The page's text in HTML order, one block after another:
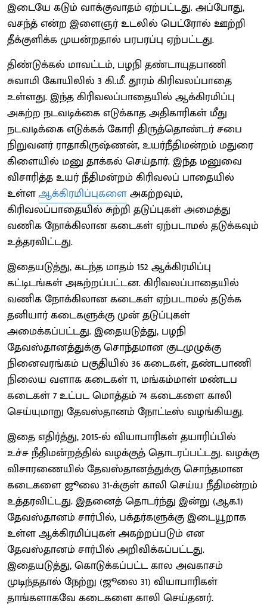
இடையே கடும் வாக்குவாதம் ஏற்பட்டது. அப்போது,
வசந்த் என்ற இளைஞர் உடலில் பெட்ரோல் ஊற்றி
தீக்குளிக்க முயன்றதால் பரபரப்பு ஏற்பட்டது.
திண்டுக்கல் மாவட்டம், பழநி தண்டாயுதபாணி
சுவாமி கோயிலில் 3 கி.மீ. தூரம் கிரிவலப்பாதை
உள்ளது. இந்த கிரிவலப்பாதையில் ஆக்கிரமிப்பு
அகற்ற நடவடிக்கை எடுக்காத அதிகாரிகள் மீது
நடவடிக்கை எடுக்கக் கோரி திருத்தொண்டர் சபை
நிறுவனர் ராதாகிருஷ்ணன், உயர்நீதிமன்றம் மதுரை
கிளையில் மனு தாக்கல் செய்தார். இந்த மனுவை
விசாரித்த உயர் நீதிமன்றம் கிரிவலப் பாதையில்
உள்ளஆக்கிரமிப்புகளைஅகற்றவும்,
கிரிவலப்பாதையில் சுற்றி தடுப்புகள் அமைத்து
வணிக நோக்கிலான கடைகள் ஏற்படாமல் தடுக்கவும்
உத்தரவிட்டது.
இதையடுத்து, கடந்த மாதம் 152 ஆக்கிரமிப்பு
கட்டிடங்கள் அகற்றப்பட்டன. கிரிவலப்பாதையில்
வணிக நோக்கிலான கடைகள் ஏற்படாமல் தடுக்க
தனியார் கடைகளுக்கு முன் தடுப்புகள்
அமைக்கப்பட்டது. இதையடுத்து, பழநி
தேவஸ்தானத்துக்கு சொந்தமான குடமுழுக்கு
நினைவரங்கம் பகுதியில் 36 கடைகள், தண்டபாணி
நிலைய வளாக கடைகள் 11, மங்கம்மாள் மண்டப
கடைகள் 7 உட்பட மொத்தம் 74 கடைகளை காலி
செய்யுமாறு தேவஸ்தானம் நோட்டீஸ் வழங்கியது.
இதை எதிர்த்து, 2015-ல் வியாபாரிகள் தயாரிப்பில்
உச்ச நீதிமன்றத்தில் வழக்குத் தொடரப்பட்டது. வழக்கு
விசாரணையில் தேவஸ்தானத்துக்கு சொந்தமான
கடைகளை ஜூலை 31-க்குள் காலி செய்ய நீதிமன்றம்
உத்தரவிட்டது. இதனைத் தொடர்ந்து இன்று (ஆக.1)
தேவஸ்தானம் சார்பில், பக்தர்களுக்கு இடையூறாக
உள்ள ஆக்கிரமிப்புகள் அகற்றப்படும் என
தேவஸ்தானம் சார்பில் அறிவிக்கப்பட்டது.
இதையடுத்து, கொடுக்கப்பட்ட கால அவகாசம்
முடிந்ததால் நேற்று (ஜூலை 31) வியாபாரிகள்
தாங்களாகவே கடைகளை காலி செய்தனர்.